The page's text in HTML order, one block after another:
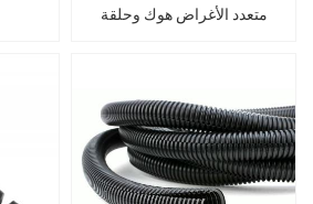
متعدد الأغراض هوك وحلقة